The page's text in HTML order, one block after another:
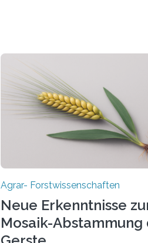
Agrar- Forstwissenschaften
Neue Erkenntnisse
Mosaik-Abstammung